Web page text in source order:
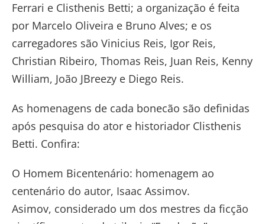
Ferrari e Clisthenis Betti; a organização é feita
por Marcelo Oliveira e Bruno Alves; e os
carregadores são Vinicius Reis, Igor Reis,
Christian Ribeiro, Thomas Reis, Juan Reis, Kenny
William, João JBreezy e Diego Reis.
As homenagens de cada bonecão são definidas
após pesquisa do ator e historiador Clisthenis
Betti. Confira:
O Homem Bicentenário: homenagem ao
centenário do autor, Isaac Assimov.
Asimov, considerado um dos mestres da ficção